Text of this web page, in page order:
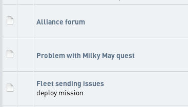
Alliance forum
Problem with Milky May quest
Fleet sending issues
deploy mission